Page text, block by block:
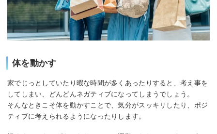
体を動かす
家でじっとしていたり暇な時間が多くあったりすると、考え事を
してしまい、どんどんネガティブになってしまうでしょう。
そんなときこそ体を動かすことで、気分がスッキリしたり、ポジ
ティブに考えられるようになったりします。